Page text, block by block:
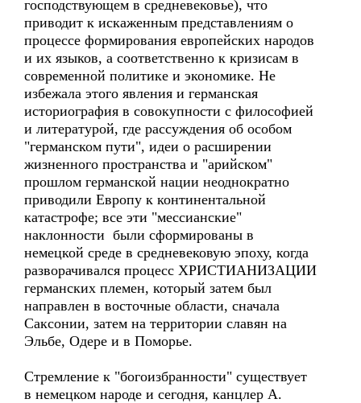
господствующем в средневековье), что
приводит к искаженным представлениям о
процессе формирования европейских народов
и их языков, а соответственно к кризисам в
современной политике и экономике. Не
избежала этого явления и германская
историография в совокупности с философией
и литературой, где рассуждения об особом
"германском пути", идеи о расширении
жизненного пространства и "арийском"
прошлом германской нации неоднократно
приводили Европу к континентальной
катастрофе; все эти "мессианские"
наклонности были сформированы в
немецкой среде в средневековую эпоху, когда
разворачивался процесс ХРИСТИАНИЗАЦИИ
германских племен, который затем был
направлен в восточные области, сначала
Саксонии, затем на территории славян на
Эльбе, Одере и в Поморье.
Стремление к "богоизбранности" существует
в немецком народе и сегодня, канцлер А.